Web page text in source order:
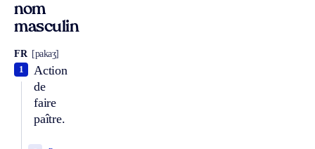
nom
masculin
FR [pakaʒ]
Action
de
faire
paître.
1